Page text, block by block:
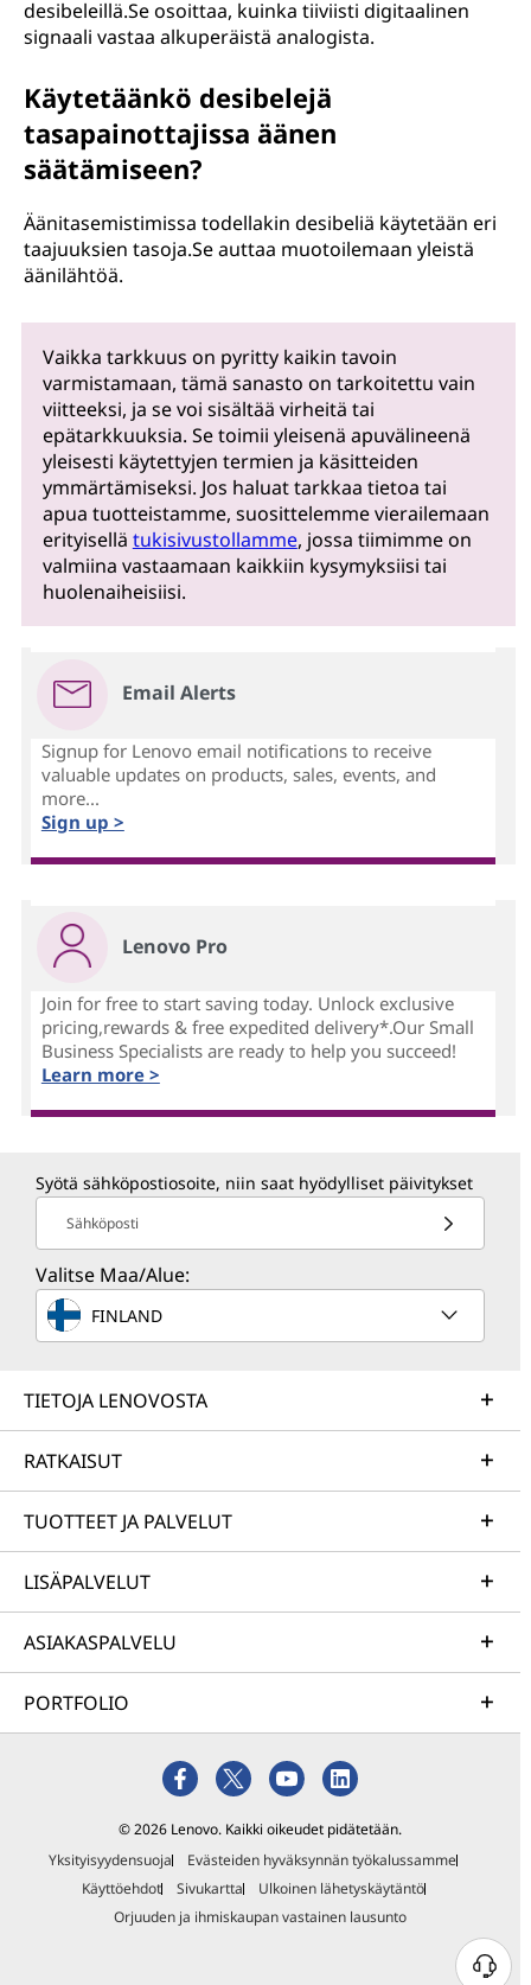
desibeleillä.Se osoittaa, kuinka tiiviisti digitaalinen
signaali vastaa alkuperäistä analogista.
Käytetäänkö desibelejä
tasapainottajissa äänen
säätämiseen?
Äänitasemistimissa todellakin desibeliä käytetään eri
taajuuksien tasoja.Se auttaa muotoilemaan yleistä
äänilähtöä.
Vaikka tarkkuus on pyritty kaikin tavoin
varmistamaan, tämä sanasto on tarkoitettu vain
viitteeksi, ja se voi sisältää virheitä tai
epätarkkuuksia. Se toimii yleisenä apuvälineenä
yleisesti käytettyjen termien ja käsitteiden
ymmärtämiseksi. Jos haluat tarkkaa tietoa tai
apua tuotteistamme, suosittelemme vierailemaan
erityisellä tukisivustollamme, jossa tiimimme on
valmiina vastaamaan kaikkiin kysymyksiisi tai
huolenaiheisiisi.
Email Alerts
Signup for Lenovo email notifications to receive
valuable updates on products, sales, events, and
more...
Sign up >
Lenovo Pro
Join for free to start saving today. Unlock exclusive
pricing,rewards & free expedited delivery*.Our Small
Business Specialists are ready to help you succeed!
Learn more >
Syötä sähköpostiosoite, niin saat hyödylliset päivitykset
Sähköposti
Valitse Maa/Alue:
FINLAND
TIETOJA LENOVOSTA
RATKAISUT
TUOTTEET JA PALVELUT
LISÄPALVELUT
ASIAKASPALVELU
PORTFOLIO
© 2026 Lenovo. Kaikki oikeudet pidätetään.
Yksityisyydensuoja
Evästeiden hyväksynnän työkalussamme
Käyttöehdot
Sivukartta
Ulkoinen lähetyskäytäntö
Orjuuden ja ihmiskaupan vastainen lausunto